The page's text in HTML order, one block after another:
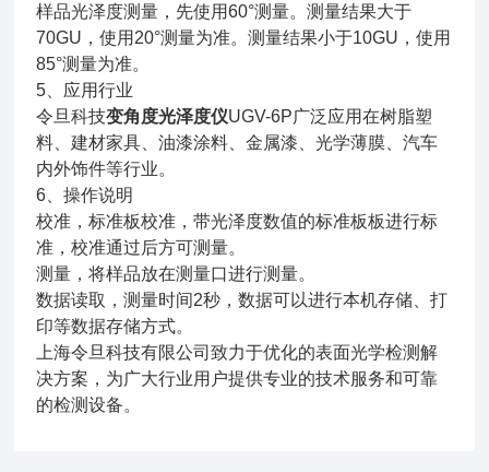
样品光泽度测量，先使用60°测量。测量结果大于
70GU，使用20°测量为准。测量结果小于10GU，使用
85°测量为准。
5、应用行业
令旦科技变角度光泽度仪UGV-6P广泛应用在树脂塑
料、建材家具、油漆涂料、金属漆、光学薄膜、汽车
内外饰件等行业。
6、操作说明
校准，标准板校准，带光泽度数值的标准板板进行标
准，校准通过后方可测量。
测量，将样品放在测量口进行测量。
数据读取，测量时间2秒，数据可以进行本机存储、打
印等数据存储方式。
上海令旦科技有限公司致力于优化的表面光学检测解
决方案，为广大行业用户提供专业的技术服务和可靠
的检测设备。